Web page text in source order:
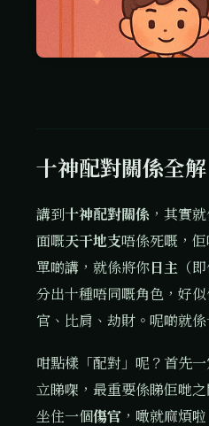
十神配對關係全解
講到十神配對關係 ，其實
面嘅天干地支唔係死嘅，
單啲講，就係將你日主 （
分出十種唔同嘅角色，好
官、比肩、劫財。呢啲就係
咁點樣「配對」呢？首先
立睇㗎，最重要係睇佢哋
坐住一個傷官 ，噉就麻煩